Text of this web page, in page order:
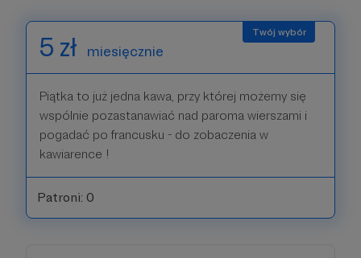
5 zł miesięcznie
Piątka to już jedna kawa, przy której możemy się
wspólnie pozastanawiać nad paroma wierszami i
pogadać po francusku - do zobaczenia w
kawiarence !
Patroni: 0